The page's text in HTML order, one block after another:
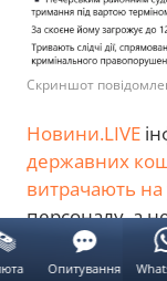
Скриншот
Новини.LIVE
державних
витрачають на
персоналу, а
правління
Дар'я
Опитування